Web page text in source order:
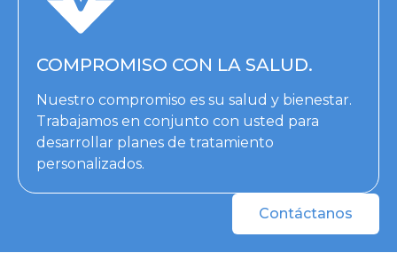
COMPROMISO CON LA SALUD.
Nuestro compromiso es su salud y bienestar.
Trabajamos en conjunto con usted para
desarrollar planes de tratamiento
personalizados.
Contáctanos